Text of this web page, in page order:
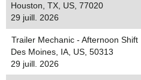
Houston, TX, US, 77020
29 juill. 2026
Trailer Mechanic - Afternoon Shift
Des Moines, IA, US, 50313
29 juill. 2026